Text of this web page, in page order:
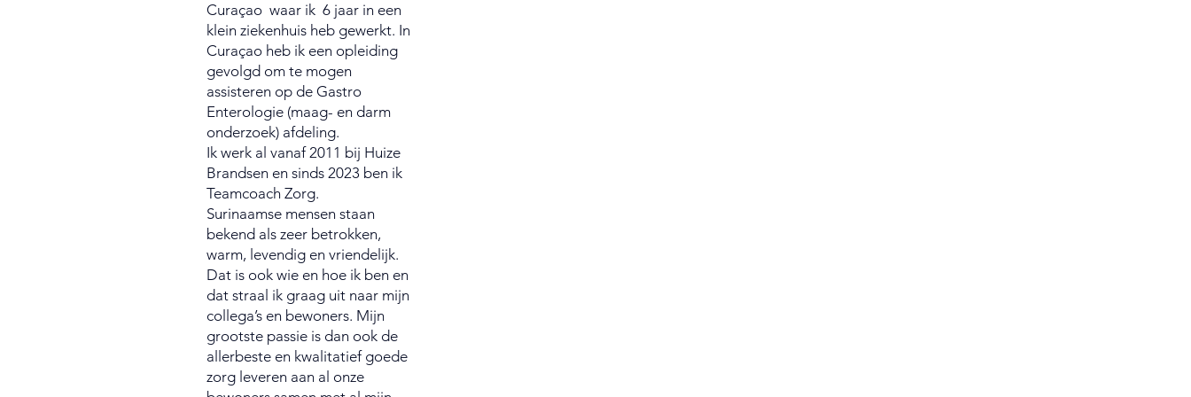
Curaçao waar ik 6 jaar in een
klein ziekenhuis heb gewerkt. In
Curaçao heb ik een opleiding
gevolgd om te mogen
assisteren op de Gastro
Enterologie (maag- en darm
onderzoek) afdeling.
Ik werk al vanaf 2011 bij Huize
Brandsen en sinds 2023 ben ik
Teamcoach Zorg.
Surinaamse mensen staan
bekend als zeer betrokken,
warm, levendig en vriendelijk.
Dat is ook wie en hoe ik ben en
dat straal ik graag uit naar mijn
collega’s en bewoners. Mijn
grootste passie is dan ook de
allerbeste en kwalitatief goede
zorg leveren aan al onze